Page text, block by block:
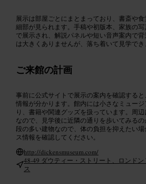
展示は部屋ごとにまとまっており、書斎や
細部が見られます。手稿や初版本、家族の
で展示され、解説パネルや短い音声案内で
は大きくありませんが、落ち着いて見学でき
ご来館の計画
事前に公式サイトで展示の案内を確認する
情報が分かります。館内には小さなミュー
り、書籍や関連グッズを扱っています。周
なので、見学後に近隣の通りを歩いてみる
段の多い建物なので、体の負担を抑えたい
ス情報を確認してください。
http://dickensmuseum.com/
48-49 ダウティー・ストリート、ロンドン
ス